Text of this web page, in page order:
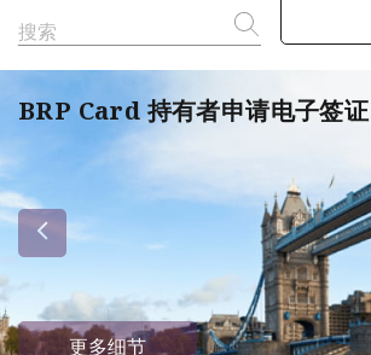
BRP Card 持有者申请电子签证
更多细节